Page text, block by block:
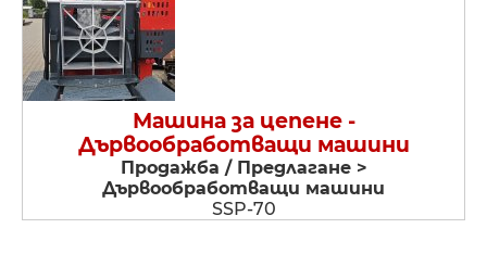
Машина за цепене -
Дървообработващи машини
Продажба / Предлагане >
Дървообработващи машини
SSP-70